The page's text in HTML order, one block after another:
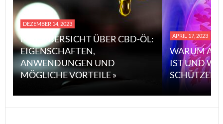
DEZEMBER 14, 2023
EINE ÜBERSICHT ÜBER CBD-ÖL:
EIGENSCHAFTEN,
ANWENDUNGEN UND
MÖGLICHE VORTEILE »
APRIL 17, 2023
WARUM
IST UND
SCHÜTZEN